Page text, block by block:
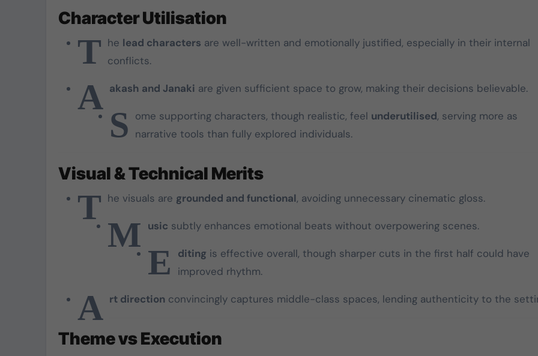
Character Utilisation
T he lead characters are well-written and emotionally justified, especially in their internal
conflicts.
A akash and Janaki are given sufficient space to grow, making their decisions believable.
S ome supporting characters, though realistic, feel underutilised, serving more as
narrative tools than fully explored individuals.
Visual & Technical Merits
T he visuals are grounded and functional, avoiding unnecessary cinematic gloss.
M usic subtly enhances emotional beats without overpowering scenes.
E diting is effective overall, though sharper cuts in the first half could have
improved rhythm.
A rt directionconvincingly captures middle-class spaces, lending authenticity to the
Theme vs Execution
பெண்களுக்கு புடவை,
மாணவர்களுக்கு
நோட்டுப்புத்தகம்
வழங்கப்பட்டது
Dec 22, 2024
தான் போட்டியிடுவது
பேட்டரி டார்ச் என்பது
எங்களுக்கு வெறும்
சின்னமல்ல. அது
என் தொண்டர்களின்
மதிக்கிறேன்.
Mar 25, 2026 Mar 28,